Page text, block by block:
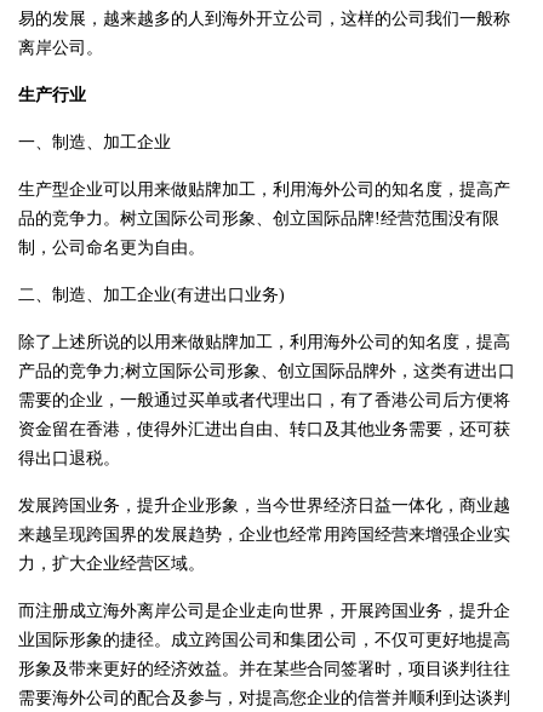
易的发展，越来越多的人到海外开立公司，这样的公司我们一般称
离岸公司。
生产行业
一、制造、加工企业
生产型企业可以用来做贴牌加工，利用海外公司的知名度，提高产
品的竞争力。树立国际公司形象、创立国际品牌!经营范围没有限
制，公司命名更为自由。
二、制造、加工企业(有进出口业务)
除了上述所说的以用来做贴牌加工，利用海外公司的知名度，提高
产品的竞争力;树立国际公司形象、创立国际品牌外，这类有进出口
需要的企业，一般通过买单或者代理出口，有了香港公司后方便将
资金留在香港，使得外汇进出自由、转口及其他业务需要，还可获
得出口退税。
发展跨国业务，提升企业形象，当今世界经济日益一体化，商业越
来越呈现跨国界的发展趋势，企业也经常用跨国经营来增强企业实
力，扩大企业经营区域。
而注册成立海外离岸公司是企业走向世界，开展跨国业务，提升企
业国际形象的捷径。成立跨国公司和集团公司，不仅可更好地提高
形象及带来更好的经济效益。并在某些合同签署时，项目谈判往往
需要海外公司的配合及参与，对提高您企业的信誉并顺利到达谈判